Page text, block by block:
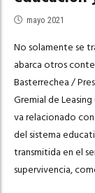
mayo 2021
No solamente se
abarca otros
Basterrechea /
Gremial de Leasing
va relacionado
del sistema
transmitida en el
supervivencia,